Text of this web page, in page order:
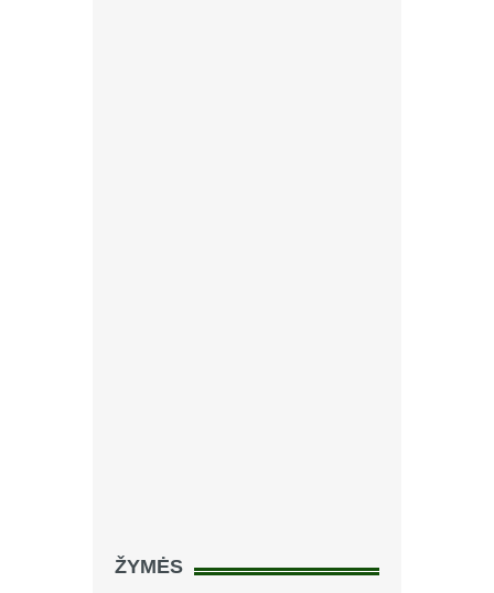
ŽYMĖS